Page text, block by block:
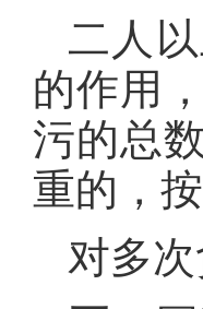
二人
的作用
污的总
重的，
对多